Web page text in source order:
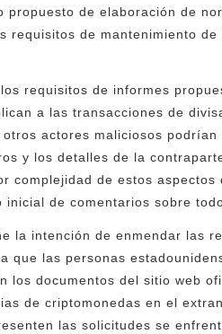
de elaboración de
requisitos de mantenimiento
requisitos de informes
a las transacciones de
actores maliciosos podrían
y los detalles de la
complejidad de estos
de comentarios sobre
la intención de enmendar las
que las personas
los documentos del sitio web
de criptomonedas en el
las solicitudes se